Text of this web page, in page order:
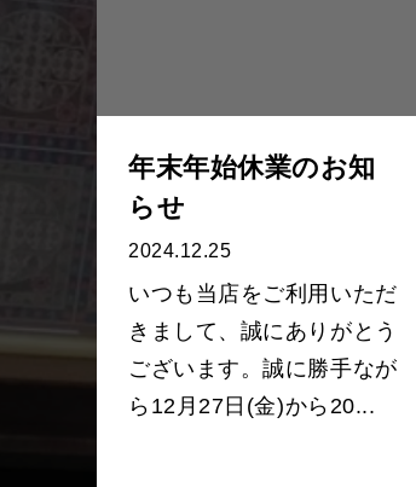
年末年始休業のお知
らせ
2024.12.25
いつも当店をご利用いただ
きまして、誠にありがとう
ございます。誠に勝手なが
ら12月27日(金)から20...